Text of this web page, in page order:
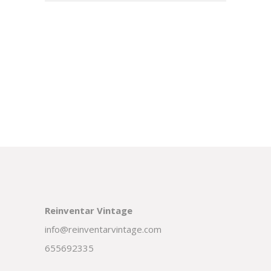
Reinventar Vintage
info@reinventarvintage.com
655692335